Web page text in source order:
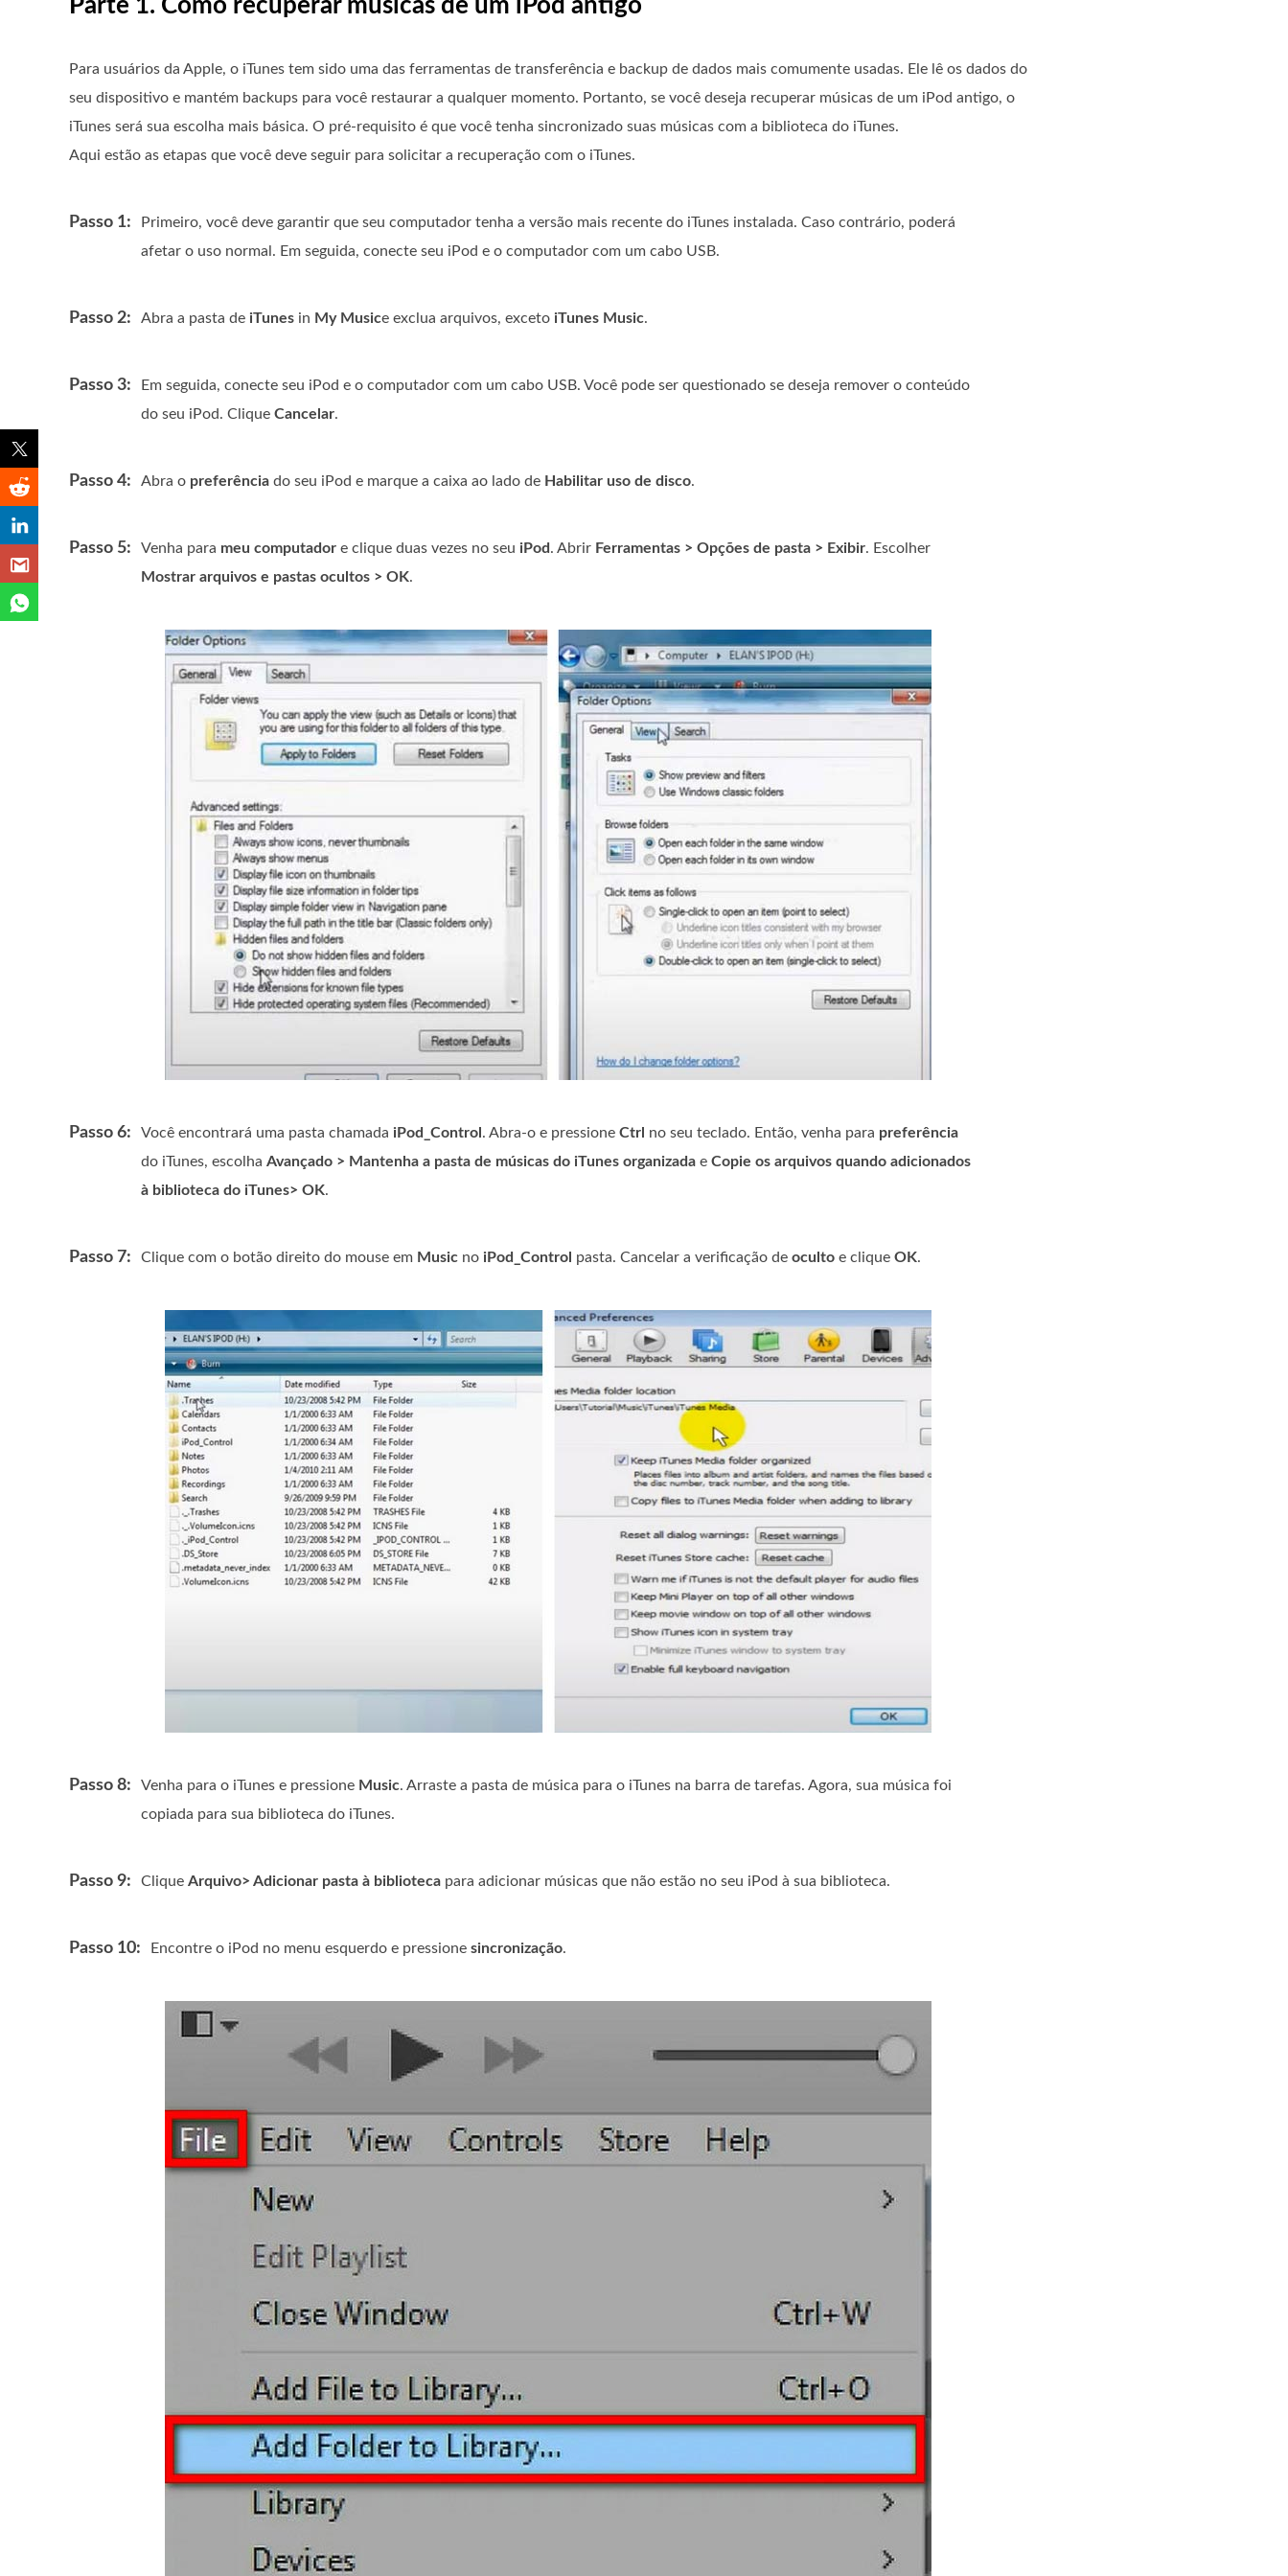
Parte 1. Como recuperar músicas de um iPod antigo
Para usuários da Apple, o iTunes tem sido uma das ferramentas de transferência e backup de dados mais comumente usadas. Ele lê os dados do
seu dispositivo e mantém backups para você restaurar a qualquer momento. Portanto, se você deseja recuperar músicas de um iPod antigo, o
iTunes será sua escolha mais básica. O pré-requisito é que você tenha sincronizado suas músicas com a biblioteca do iTunes.
Aqui estão as etapas que você deve seguir para solicitar a recuperação com o iTunes.
Passo 1:
Primeiro, você deve garantir que seu computador tenha a versão mais recente do iTunes instalada. Caso contrário, poderá
afetar o uso normal. Em seguida, conecte seu iPod e o computador com um cabo USB.
Passo 2: Abra a pasta de iTunes in My Musice exclua arquivos, exceto iTunes Music.
Passo 3:
Em seguida, conecte seu iPod e o computador com um cabo USB. Você pode ser questionado se deseja remover o conteúdo
do seu iPod. Clique Cancelar.
Passo 4: Abra o preferência do seu iPod e marque a caixa ao lado de Habilitar uso de disco.
Passo 5: Venha para meu computador e clique duas vezes no seu iPod . Abrir Ferramentas > Opções de pasta > Exibir. Escolher
Mostrar arquivos e pastas ocultos > OK.
Passo 6: Você encontrará uma pasta chamada iPod_Control . Abra-o e pressione Ctrl no seu teclado. Então, venha para preferência
do iTunes, escolha Avançado > Mantenha a pasta de músicas do iTunes organizada e Copie os arquivos quando adicionados
à biblioteca do iTunes> OK.
Passo 7: Clique com o botão direito do mouse em Music no iPod_Control pasta. Cancelar a verificação de oculto e clique OK.
Passo 8: Venha para o iTunes e pressione Music. Arraste a pasta de música para o iTunes na barra de tarefas. Agora, sua música foi
copiada para sua biblioteca do iTunes.
Passo 9: Clique Arquivo> Adicionar pasta à biblioteca para adicionar músicas que não estão no seu iPod à sua biblioteca.
Passo 10: Encontre o iPod no menu esquerdo e pressione sincronização.